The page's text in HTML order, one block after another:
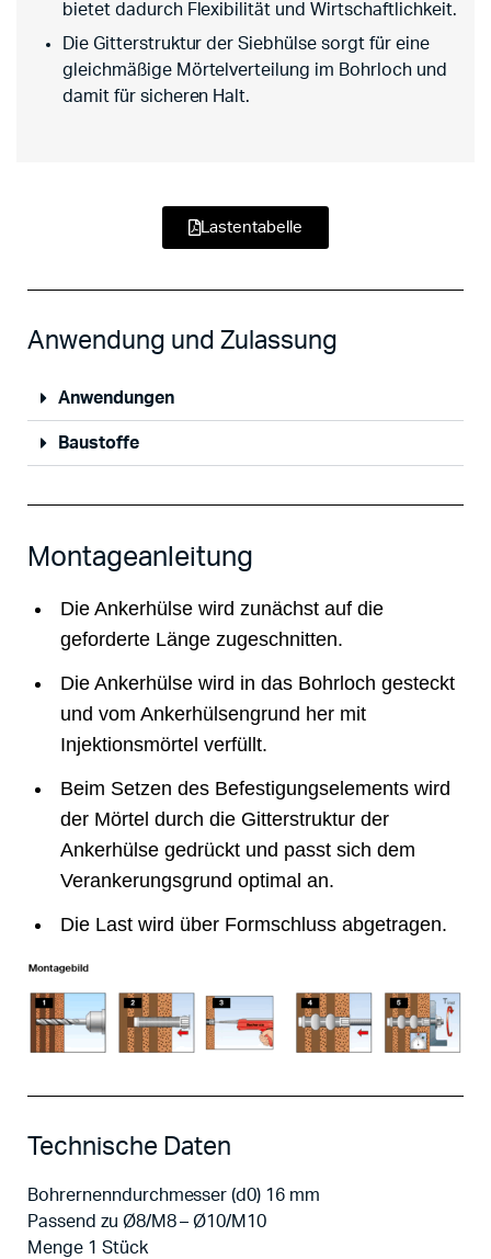
bietet dadurch Flexibilität und Wirtschaftlichkeit.
Die Gitterstruktur der Siebhülse sorgt für eine
gleichmäßige Mörtelverteilung im Bohrloch und
damit für sicheren Halt.
Lastentabelle
Anwendung und Zulassung
Anwendungen
Baustoffe
Montageanleitung
Die Ankerhülse wird zunächst auf die
geforderte Länge zugeschnitten.
Die Ankerhülse wird in das Bohrloch gesteckt
und vom Ankerhülsengrund her mit
Injektionsmörtel verfüllt.
Beim Setzen des Befestigungselements wird
der Mörtel durch die Gitterstruktur der
Ankerhülse gedrückt und passt sich dem
Verankerungsgrund optimal an.
Die Last wird über Formschluss abgetragen.
Technische Daten
Bohrernenndurchmesser (d0) 16 mm
Passend zu Ø8/M8 – Ø10/M10
Menge 1 Stück